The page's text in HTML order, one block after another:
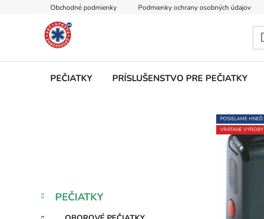
Obchodné podmienky Podmienky ochrany osobných údajov
PEČIATKY PRÍSLUŠENSTVO PRE PEČIATKY
n
e
Preskočiť
kategórie
K
a
PEČIATKY
POSIELAME HNEĎ
VRÁTANE VÝROBY